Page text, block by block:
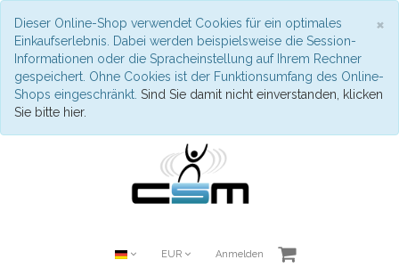
×
Dieser Online-Shop verwendet Cookies für ein optimales
Einkaufserlebnis. Dabei werden beispielsweise die Session-
Informationen oder die Spracheinstellung auf Ihrem Rechner
gespeichert. Ohne Cookies ist der Funktionsumfang des Online-
Shops eingeschränkt. Sind Sie damit nicht einverstanden, klicken
Sie bitte hier.
EUR Anmelden